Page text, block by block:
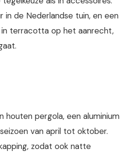
in de Nederlandse tuin, en een
in terracotta op het aanrecht,
pergola, een aluminium
van april tot oktober.
zodat ook natte